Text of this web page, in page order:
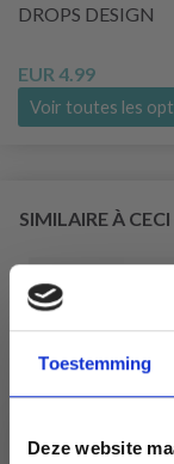
Toestemming
Deze website
DROPS DESIGN
EUR 4.99
Voir toutes les
SIMILAIRE À CECI